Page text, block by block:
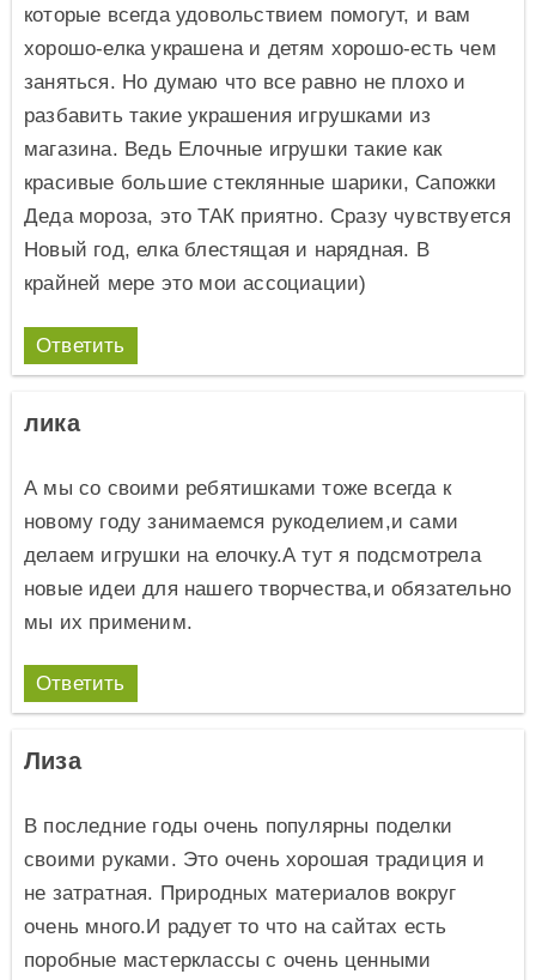
которые всегда удовольствием помогут, и вам
хорошо-елка украшена и детям хорошо-есть чем
заняться. Но думаю что все равно не плохо и
разбавить такие украшения игрушками из
магазина. Ведь Елочные игрушки такие как
красивые большие стеклянные шарики, Сапожки
Деда мороза, это ТАК приятно. Сразу чувствуется
Новый год, елка блестящая и нарядная. В
крайней мере это мои ассоциации)
Ответить
лика
А мы со своими ребятишками тоже всегда к
новому году занимаемся рукоделием,и сами
делаем игрушки на елочку.А тут я подсмотрела
новые идеи для нашего творчества,и обязательно
мы их применим.
Ответить
Лиза
В последние годы очень популярны поделки
своими руками. Это очень хорошая традиция и
не затратная. Природных материалов вокруг
очень много.И радует то что на сайтах есть
поробные мастерклассы с очень ценными